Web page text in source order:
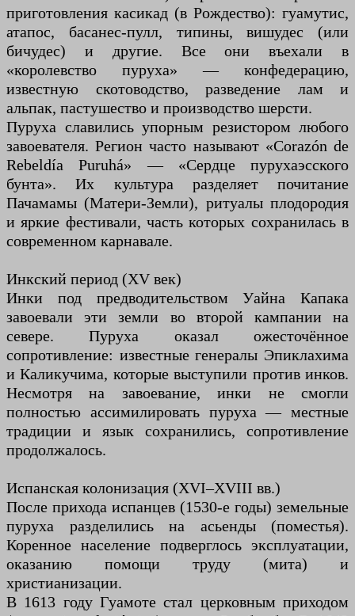
приготовления касикад (в Рождество): гуамутис,
атапос, басанес-пулл, типины, вишудес (или
бичудес) и другие. Все они въехали в
«королевство пуруха» — конфедерацию,
известную скотоводство, разведение лам и
альпак, пастушество и производство шерсти.
Пуруха славились упорным резистором любого
завоевателя. Регион часто называют «Corazón de
Rebeldía Puruhá» — «Сердце пурухаэсского
бунта». Их культура разделяет почитание
Пачамамы (Матери-Земли), ритуалы плодородия
и яркие фестивали, часть которых сохранилась в
современном карнавале.
Инкский период (XV век)
Инки под предводительством Уайна Капака
завоевали эти земли во второй кампании на
севере. Пуруха оказал ожесточённое
сопротивление: известные генералы Эпиклахима
и Каликучима, которые выступили против инков.
Несмотря на завоевание, инки не смогли
полностью ассимилировать пуруха — местные
традиции и язык сохранились, сопротивление
продолжалось.
Испанская колонизация (XVI–XVIII вв.)
После прихода испанцев (1530-е годы) земельные
пуруха разделились на асьенды (поместья).
Коренное население подверглось эксплуатации,
оказанию помощи труду (мита) и
христианизации.
В 1613 году Гуамоте стал церковным приходом